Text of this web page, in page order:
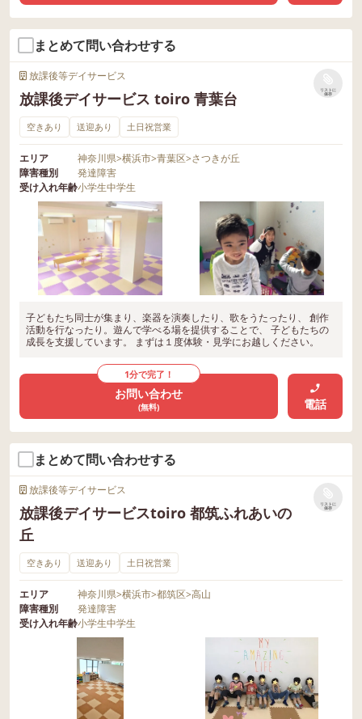
まとめて問い合わせする
放課後等デイサービス
放課後デイサービス toiro 青葉台
リストに
保存
空きあり 送迎あり 土日祝営業
エリア 神奈川県>横浜市>青葉区>さつきが丘
障害種別
発達障害
受け入れ年齢小学生中学生
子どもたち同士が集まり、楽器を演奏したり、歌をうたったり、 創作
活動を行なったり。遊んで学べる場を提供することで、 子どもたちの
成長を支援しています。 まずは１度体験・見学にお越しください。
1分で完了！
お問い合わせ
(無料) 電話
まとめて問い合わせする
放課後等デイサービス
放課後デイサービスtoiro 都筑ふれあいの
丘
リストに
保存
空きあり 送迎あり 土日祝営業
エリア 神奈川県>横浜市>都筑区>高山
障害種別
発達障害
受け入れ年齢小学生中学生